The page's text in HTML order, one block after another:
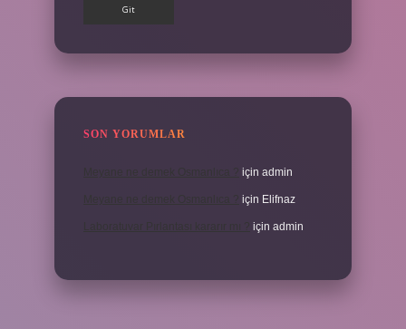
SON YORUMLAR
için admin
için Elifnaz
için admin